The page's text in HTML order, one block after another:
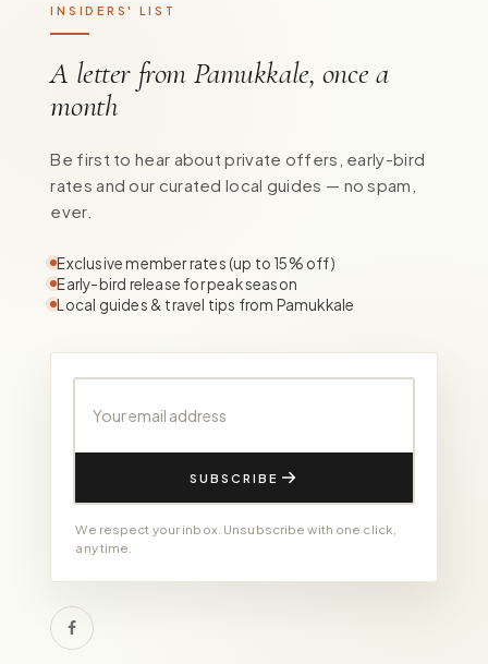
INSIDERS' LIST
A letter from Pamukkale, once a
month
Be first to hear about private offers, early-bird
rates and our curated local guides — no spam,
ever.
Exclusive member rates (up to 15% off)
Early-bird release for peak season
Local guides & travel tips from Pamukkale
SUBSCRIBE
We respect your inbox. Unsubscribe with one click,
any time.